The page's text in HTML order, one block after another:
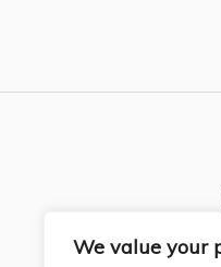
We value your